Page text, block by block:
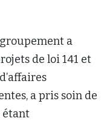
a
de loi 141 et
a pris soin de
étant